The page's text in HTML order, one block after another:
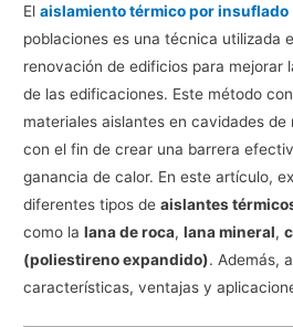
Elaislamiento térmico por insuflado
poblaciones es una técnica utilizada
renovación de edificios para mejorar
de las edificaciones. Este método
materiales aislantes en cavidades
con el fin de crear una barrera
ganancia de calor. En este artículo,
diferentes tipos deaislantes
como lalana de roca,lana mineral,
(poliestireno expandido). Además,
características, ventajas y